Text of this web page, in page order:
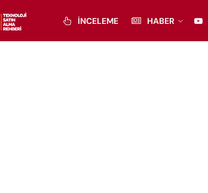
İNCELEME HABER